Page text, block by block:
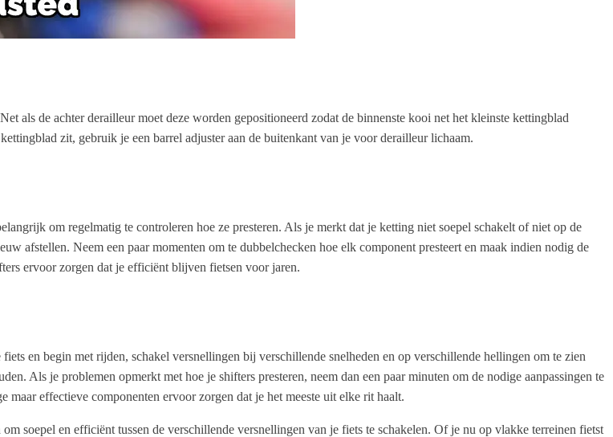
als de achter derailleur moet deze worden gepositioneerd zodat de binnenste kooi net het kleinste kettingblad
zit, gebruik je een barrel adjuster aan de buitenkant van je voor derailleur lichaam.
om regelmatig te controleren hoe ze presteren. Als je merkt dat je ketting niet soepel schakelt of niet op de
afstellen. Neem een paar momenten om te dubbelchecken hoe elk component presteert en maak indien nodig de
ervoor zorgen dat je efficiënt blijven fietsen voor jaren.
en begin met rijden, schakel versnellingen bij verschillende snelheden en op verschillende hellingen om te zien
Als je problemen opmerkt met hoe je shifters presteren, neem dan een paar minuten om de nodige aanpassingen te
effectieve componenten ervoor zorgen dat je het meeste uit elke rit haalt.
soepel en efficiënt tussen de verschillende versnellingen van je fiets te schakelen. Of je nu op vlakke terreinen fietst